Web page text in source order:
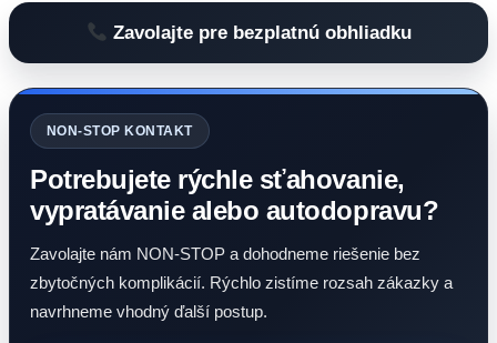
Zavolajte pre bezplatnú obhliadku
NON-STOP KONTAKT
Potrebujete rýchle sťahovanie,
vypratávanie alebo autodopravu?
Zavolajte nám NON-STOP a dohodneme riešenie bez
zbytočných komplikácií. Rýchlo zistíme rozsah zákazky a
navrhneme vhodný ďalší postup.